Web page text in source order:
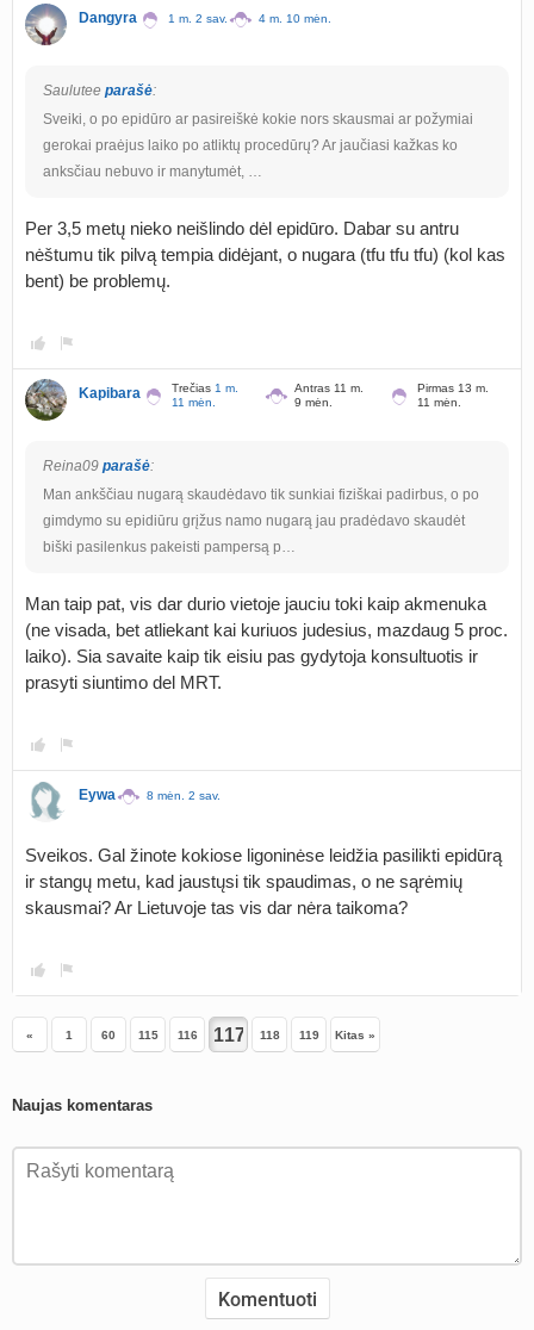
Dangyra 1 m. 2 sav. 4 m. 10 mėn.
Saulutee parašė:
Sveiki, o po epidūro ar pasireiškė kokie nors skausmai ar požymiai
gerokai praėjus laiko po atliktų procedūrų? Ar jaučiasi kažkas ko
anksčiau nebuvo ir manytumėt, …
Per 3,5 metų nieko neišlindo dėl epidūro. Dabar su antru
nėštumu tik pilvą tempia didėjant, o nugara (tfu tfu tfu) (kol kas
bent) be problemų.
Kapibara Trečias 1 m.
11 mėn.
Antras 11 m.
9 mėn.
Pirmas 13 m.
11 mėn.
Reina09 parašė:
Man ankščiau nugarą skaudėdavo tik sunkiai fiziškai padirbus, o po
gimdymo su epidiūru grįžus namo nugarą jau pradėdavo skaudėt
biški pasilenkus pakeisti pampersą p…
Man taip pat, vis dar durio vietoje jauciu toki kaip akmenuka
(ne visada, bet atliekant kai kuriuos judesius, mazdaug 5 proc.
laiko). Sia savaite kaip tik eisiu pas gydytoja konsultuotis ir
prasyti siuntimo del MRT.
Eywa 8 mėn. 2 sav.
Sveikos. Gal žinote kokiose ligoninėse leidžia pasilikti epidūrą
ir stangų metu, kad jaustųsi tik spaudimas, o ne sąrėmių
skausmai? Ar Lietuvoje tas vis dar nėra taikoma?
« 1 60 115 116 118 119 Kitas »
Naujas komentaras